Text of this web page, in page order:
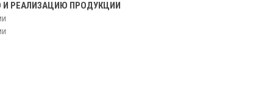
И РЕАЛИЗАЦИЮ ПРОДУКЦИИ